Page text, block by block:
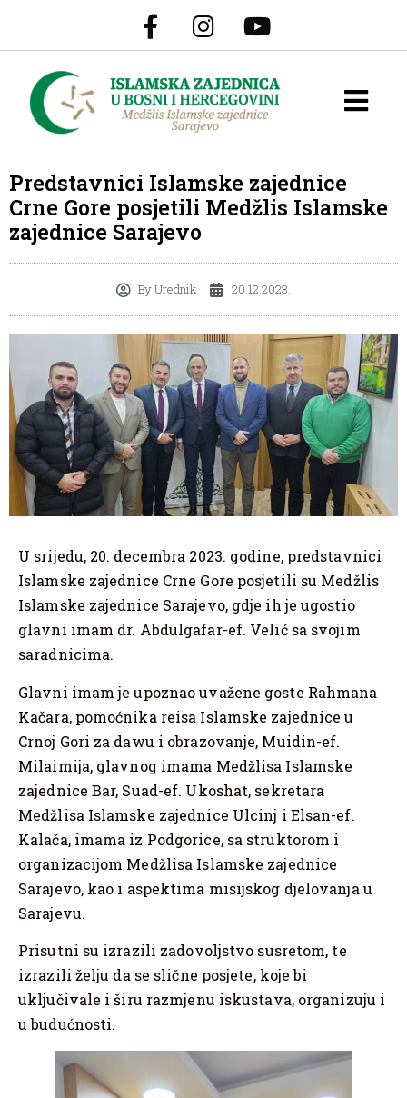
Predstavnici Islamske zajednice
Crne Gore posjetili Medžlis Islamske
zajednice Sarajevo
ByUrednik 20.12.2023.
U srijedu, 20. decembra 2023. godine, predstavnici
Islamske zajednice Crne Gore posjetili su Medžlis
Islamske zajednice Sarajevo, gdje ih je ugostio
glavni imam dr. Abdulgafar-ef. Velić sa svojim
saradnicima.
Glavni imam je upoznao uvažene goste Rahmana
Kačara, pomoćnika reisa Islamske zajednice u
Crnoj Gori za dawu i obrazovanje, Muidin-ef.
Milaimija, glavnog imama Medžlisa Islamske
zajednice Bar, Suad-ef. Ukoshat, sekretara
Medžlisa Islamske zajednice Ulcinj i Elsan-ef.
Kalača, imama iz Podgorice, sa struktorom i
organizacijom Medžlisa Islamske zajednice
Sarajevo, kao i aspektima misijskog djelovanja u
Sarajevu.
Prisutni su izrazili zadovoljstvo susretom, te
izrazili želju da se slične posjete, koje bi
uključivale i širu razmjenu iskustava, organizuju i
u budućnosti.